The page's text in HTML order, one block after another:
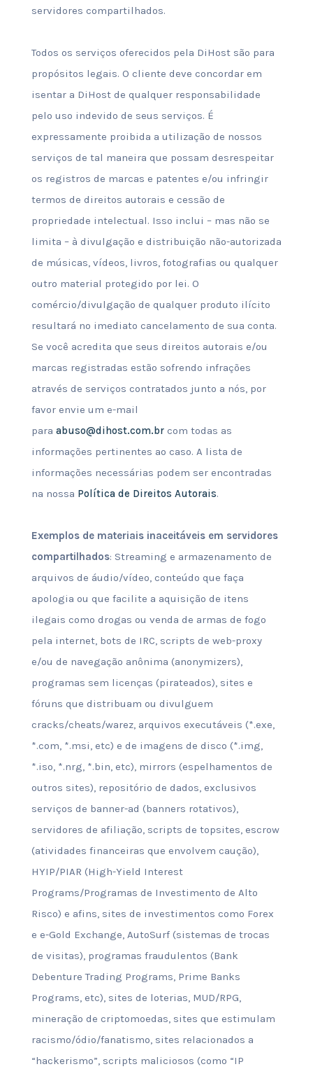
servidores compartilhados.
Todos os serviços oferecidos pela DiHost são para
propósitos legais. O cliente deve concordar em
isentar a DiHost de qualquer responsabilidade
pelo uso indevido de seus serviços. É
expressamente proibida a utilização de nossos
serviços de tal maneira que possam desrespeitar
os registros de marcas e patentes e/ou infringir
termos de direitos autorais e cessão de
propriedade intelectual. Isso inclui – mas não se
limita – à divulgação e distribuição não-autorizada
de músicas, vídeos, livros, fotografias ou qualquer
outro material protegido por lei. O
comércio/divulgação de qualquer produto ilícito
resultará no imediato cancelamento de sua conta.
Se você acredita que seus direitos autorais e/ou
marcas registradas estão sofrendo infrações
através de serviços contratados junto a nós, por
favor envie um e-mail
para abuso@dihost.com.brcom todas as
informações pertinentes ao caso. A lista de
informações necessárias podem ser encontradas
na nossa Política de Direitos Autorais.
Exemplos de materiais inaceitáveis em servidores
compartilhados: Streaming e armazenamento de
arquivos de áudio/vídeo, conteúdo que faça
apologia ou que facilite a aquisição de itens
ilegais como drogas ou venda de armas de fogo
pela internet, bots de IRC, scripts de web-proxy
e/ou de navegação anônima (anonymizers),
programas sem licenças (pirateados), sites e
fóruns que distribuam ou divulguem
cracks/cheats/warez, arquivos executáveis (*.exe,
*.com, *.msi, etc) e de imagens de disco (*.img,
*.iso, *.nrg, *.bin, etc), mirrors (espelhamentos de
outros sites), repositório de dados, exclusivos
serviços de banner-ad (banners rotativos),
servidores de afiliação, scripts de topsites, escrow
(atividades financeiras que envolvem caução),
HYIP/PIAR (High-Yield Interest
Programs/Programas de Investimento de Alto
Risco) e afins, sites de investimentos como Forex
e e-Gold Exchange, AutoSurf (sistemas de trocas
de visitas), programas fraudulentos (Bank
Debenture Trading Programs, Prime Banks
Programs, etc), sites de loterias, MUD/RPG,
mineração de criptomoedas, sites que estimulam
racismo/ódio/fanatismo, sites relacionados a
“hackerismo”, scripts maliciosos (como “IP